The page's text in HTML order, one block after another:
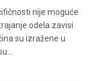
nije moguće
odela zavisi
su izražene u